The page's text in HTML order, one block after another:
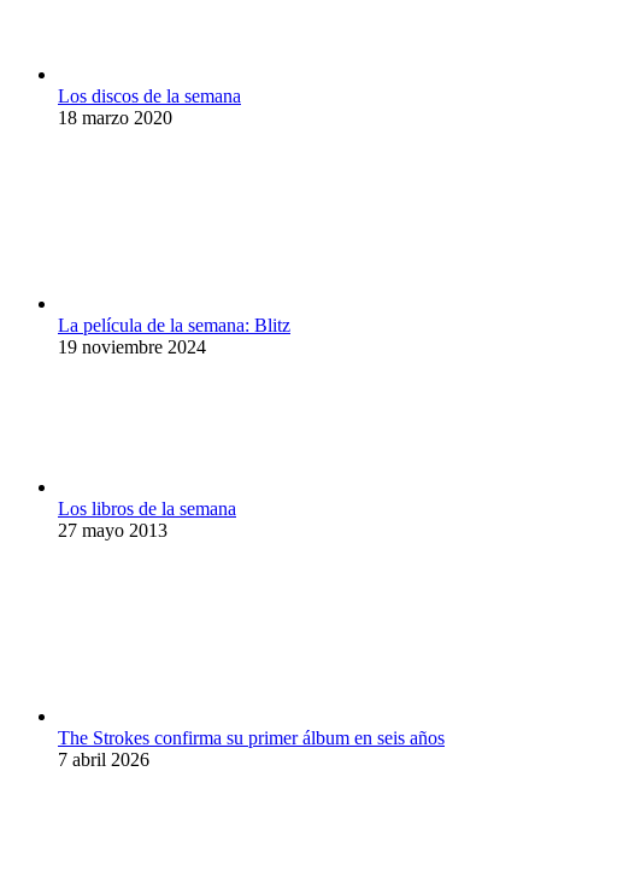
Los discos de la semana
18 marzo 2020
La película de la semana: Blitz
19 noviembre 2024
Los libros de la semana
27 mayo 2013
The Strokes confirma su primer álbum en seis años
7 abril 2026